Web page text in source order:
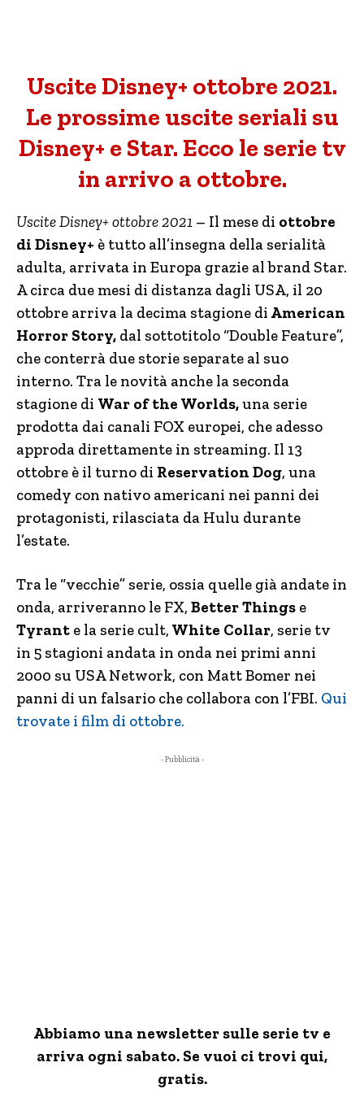
Uscite Disney+ ottobre 2021.
Le prossime uscite seriali su
Disney+ e Star. Ecco le serie tv
in arrivo a ottobre.
Uscite Disney+ ottobre 2021 – Il mese di ottobre
di Disney+ è tutto all’insegna della serialità
adulta, arrivata in Europa grazie al brand Star.
A circa due mesi di distanza dagli USA, il 20
ottobre arriva la decima stagione di American
Horror Story, dal sottotitolo “Double Feature”,
che conterrà due storie separate al suo
interno. Tra le novità anche la seconda
stagione di War of the Worlds,una serie
prodotta dai canali FOX europei, che adesso
approda direttamente in streaming. Il 13
ottobre è il turno di Reservation Dog, una
comedy con nativo americani nei panni dei
protagonisti, rilasciata da Hulu durante
l’estate.
Tra le “vecchie” serie, ossia quelle già andate in
onda, arriveranno le FX, Better Things e
Tyrant e la serie cult, White Collar, serie tv
in 5 stagioni andata in onda nei primi anni
2000 su USA Network, con Matt Bomer nei
panni di un falsario che collabora con l’FBI. Qui
trovate i film di ottobre.
- Pubblicità -
Abbiamo una newsletter sulle serie tv e
arriva ogni sabato. Se vuoi ci trovi qui,
gratis.